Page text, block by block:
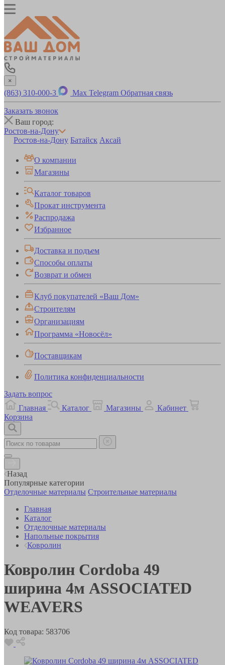
×
(863) 310-000-3 Max Telegram Обратная связь
Заказать звонок
Ваш город:
Ростов-на-Дону
Ростов-на-Дону Батайск Аксай
О компании
Магазины
Каталог товаров
Прокат инструмента
Распродажа
Избранное
Доставка и подъем
Способы оплаты
Возврат и обмен
Клуб покупателей «Ваш Дом»
Строителям
Организациям
Программа «Новосёл»
Поставщикам
Политика конфиденциальности
Задать вопрос
Главная
Каталог Магазины
Кабинет
Корзина
Назад
Популярные категории
Отделочные материалы Строительные материалы
Главная
Каталог
Отделочные материалы
Напольные покрытия
Ковролин
Ковролин Cordoba 49
ширина 4м ASSOCIATED
WEAVERS
Код товара: 583706